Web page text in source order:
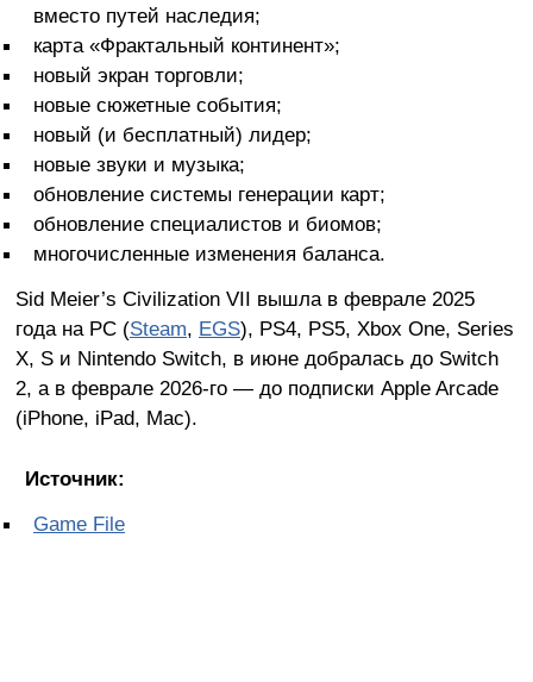
вместо путей наследия;
карта «Фрактальный континент»;
новый экран торговли;
новые сюжетные события;
новый (и бесплатный) лидер;
новые звуки и музыка;
обновление системы генерации карт;
обновление специалистов и биомов;
многочисленные изменения баланса.
Sid Meier’s Civilization VII вышла в феврале 2025
года на PC (Steam, EGS), PS4, PS5, Xbox One, Series
X, S и Nintendo Switch, в июне добралась до Switch
2, а в феврале 2026-го — до подписки Apple Arcade
(iPhone, iPad, Mac).
Источник:
Game File